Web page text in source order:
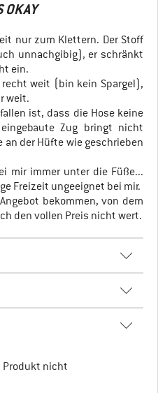
OKAY
nur zum Klettern. Der Stoff
unnachgibig), er schränkt
ein.
weit (bin kein Spargel),
weit.
ist, dass die Hose keine
Zug bringt nicht
an der Hüfte wie geschrieben
mir immer unter die Füße...
Freizeit ungeeignet bei mir.
bekommen, von dem
den vollen Preis nicht wert.
Produkt nicht